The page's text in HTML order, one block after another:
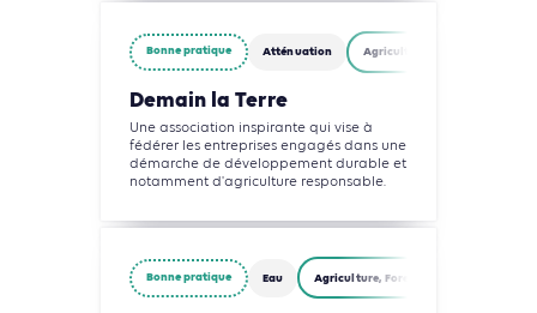
Bonne pratique Atténuation Agriculture, Foresterie et
Demain la Terre
Une association inspirante qui vise à
fédérer les entreprises engagés dans une
démarche de développement durable et
notamment d'agriculture responsable.
Bonne pratique Eau Agriculture, Foresterie et Usages des